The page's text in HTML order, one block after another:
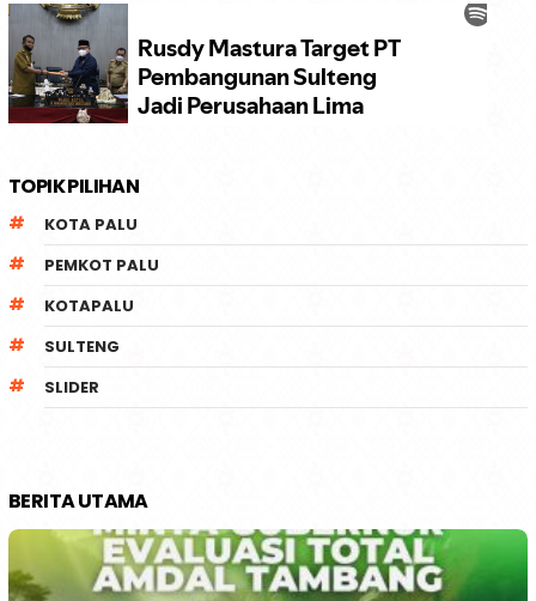
TOPIK PILIHAN
KOTA PALU
PEMKOT PALU
KOTAPALU
SULTENG
SLIDER
BERITA UTAMA